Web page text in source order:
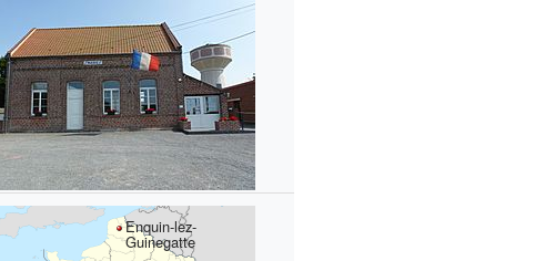
Enquin-lez-
Guinegatte